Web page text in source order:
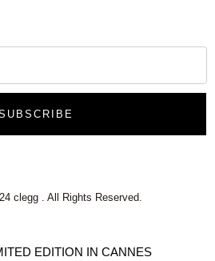
clegg . All Rights Reserved.
EDITION IN CANNES